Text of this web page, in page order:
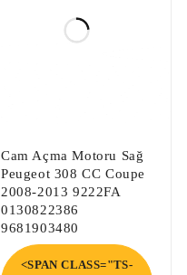
Cam Açma Motoru Sağ
Peugeot 308 CC Coupe
2008-2013 9222FA
0130822386
9681903480
<SPAN CLASS="TS-